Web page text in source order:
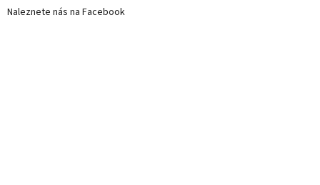
Naleznete nás na Facebook